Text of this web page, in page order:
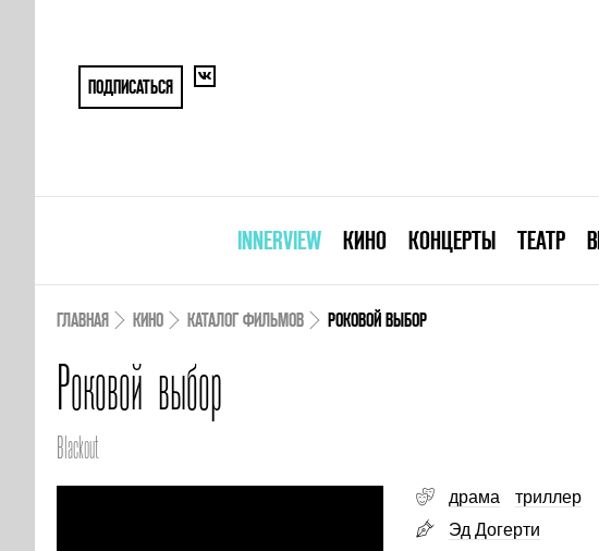
ПОДПИСАТЬСЯ
INNERVIEW КИНО КОНЦЕРТЫ ТЕАТР
ГЛАВНАЯ КИНО КАТАЛОГ ФИЛЬМОВ РОКОВОЙ ВЫБОР
Роковой выбор
Blackout
драма
триллер
Эд Догерти